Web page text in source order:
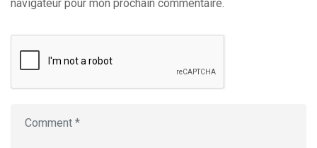
navigateur pour mon prochain commentaire.